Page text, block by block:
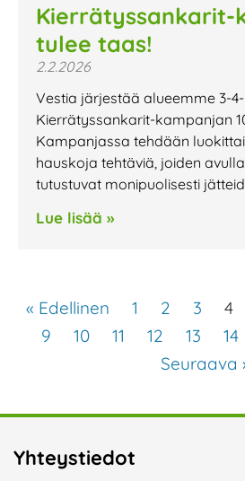
Kierrätyssankarit-
tulee taas!
2.2.2026
Vestia järjestää alueemme 3-
Kierrätyssankarit-kampanjan
Kampanjassa tehdään
hauskoja tehtäviä, joiden
tutustuvat monipuolisesti
Lue lisää »
« Edellinen 1 2 3 4
9
10 11 12 13 14
Seuraava
Yhteystiedot